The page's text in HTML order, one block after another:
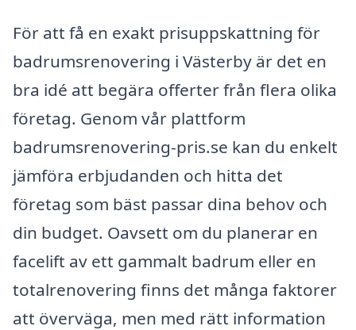
För att få en exakt prisuppskattning för
badrumsrenovering i Västerby är det en
bra idé att begära offerter från flera olika
företag. Genom vår plattform
badrumsrenovering-pris.se kan du enkelt
jämföra erbjudanden och hitta det
företag som bäst passar dina behov och
din budget. Oavsett om du planerar en
facelift av ett gammalt badrum eller en
totalrenovering finns det många faktorer
att överväga, men med rätt information